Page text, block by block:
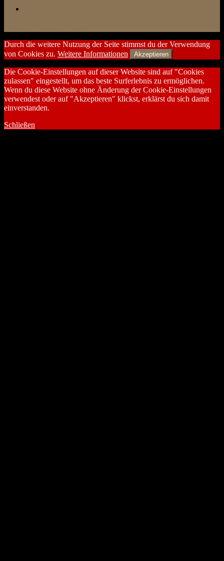
Durch die weitere Nutzung der Seite stimmst du der Verwendung
von Cookies zu. Weitere Informationen Akzeptieren
Die Cookie-Einstellungen auf dieser Website sind auf "Cookies
zulassen" eingestellt, um das beste Surferlebnis zu ermöglichen.
Wenn du diese Website ohne Änderung der Cookie-Einstellungen
verwendest oder auf "Akzeptieren" klickst, erklärst du sich damit
einverstanden.
Schließen